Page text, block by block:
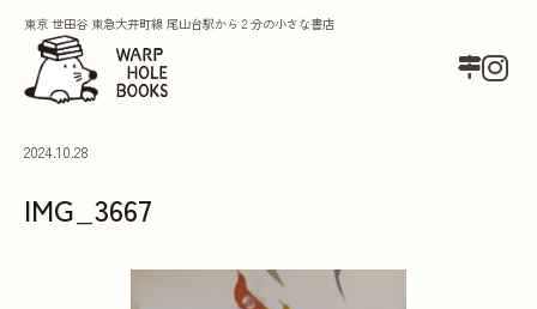
東京 世田谷 東急大井町線 尾山台駅から２分の小さな書店
2024.10.28
IMG_3667